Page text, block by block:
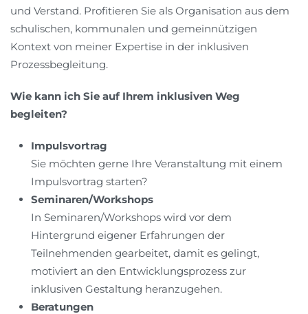
und Verstand. Profitieren Sie als Organisation aus dem
schulischen, kommunalen und gemeinnützigen
Kontext von meiner Expertise in der inklusiven
Prozessbegleitung.
Wie kann ich Sie auf Ihrem inklusiven Weg
begleiten?
Impulsvortrag
Sie möchten gerne Ihre Veranstaltung mit einem
Impulsvortrag starten?
Seminaren/Workshops
In Seminaren/Workshops wird vor dem
Hintergrund eigener Erfahrungen der
Teilnehmenden gearbeitet, damit es gelingt,
motiviert an den Entwicklungsprozess zur
inklusiven Gestaltung heranzugehen.
Beratungen